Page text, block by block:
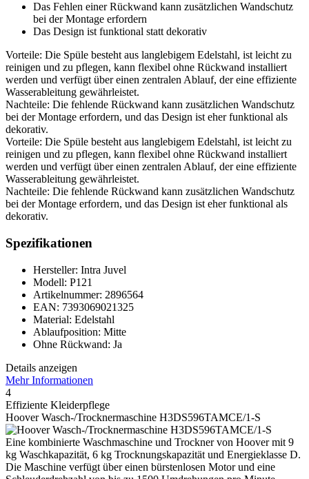
Das Fehlen einer Rückwand kann zusätzlichen Wandschutz
bei der Montage erfordern
Das Design ist funktional statt dekorativ
Vorteile: Die Spüle besteht aus langlebigem Edelstahl, ist leicht zu
reinigen und zu pflegen, kann flexibel ohne Rückwand installiert
werden und verfügt über einen zentralen Ablauf, der eine effiziente
Wasserableitung gewährleistet.
Nachteile: Die fehlende Rückwand kann zusätzlichen Wandschutz
bei der Montage erfordern, und das Design ist eher funktional als
dekorativ.
Vorteile: Die Spüle besteht aus langlebigem Edelstahl, ist leicht zu
reinigen und zu pflegen, kann flexibel ohne Rückwand installiert
werden und verfügt über einen zentralen Ablauf, der eine effiziente
Wasserableitung gewährleistet.
Nachteile: Die fehlende Rückwand kann zusätzlichen Wandschutz
bei der Montage erfordern, und das Design ist eher funktional als
dekorativ.
Spezifikationen
Hersteller: Intra Juvel
Modell: P121
Artikelnummer: 2896564
EAN: 7393069021325
Material: Edelstahl
Ablaufposition: Mitte
Ohne Rückwand: Ja
Details anzeigen
Mehr Informationen
4
Effiziente Kleiderpflege
Hoover Wasch-/Trocknermaschine H3DS596TAMCE/1-S
Eine kombinierte Waschmaschine und Trockner von Hoover mit 9
kg Waschkapazität, 6 kg Trocknungskapazität und Energieklasse D.
Die Maschine verfügt über einen bürstenlosen Motor und eine